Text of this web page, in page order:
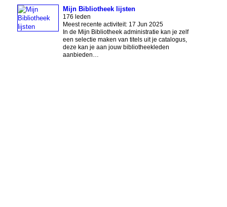
Mijn Bibliotheek lijsten
176 leden
Meest recente activiteit: 17 Jun 2025
In de Mijn Bibliotheek administratie kan je zelf
een selectie maken van titels uit je catalogus,
deze kan je aan jouw bibliotheekleden
aanbieden…